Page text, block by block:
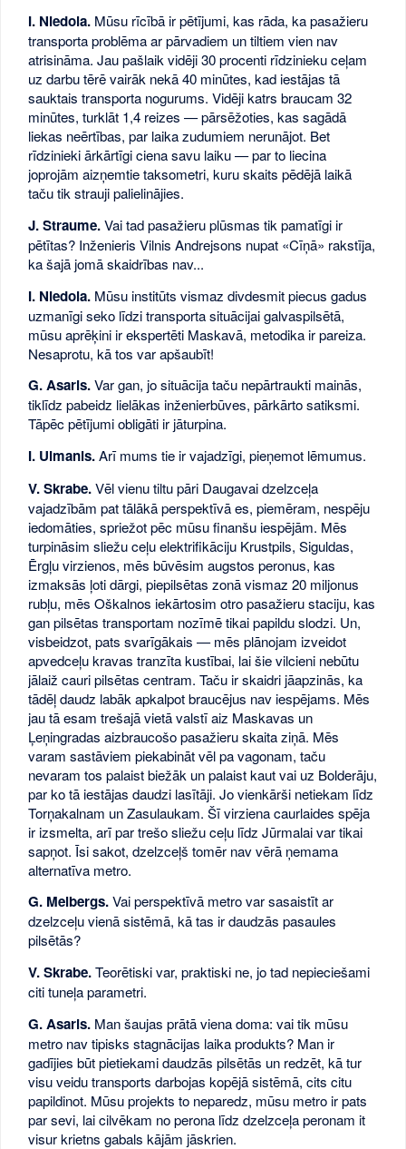
I. Niedola. Mūsu rīcībā ir pētījumi, kas rāda, ka pasažieru
transporta problēma ar pārvadiem un tiltiem vien nav
atrisināma. Jau pašlaik vidēji 30 procenti rīdzinieku ceļam
uz darbu tērē vairāk nekā 40 minūtes, kad iestājas tā
sauktais transporta nogurums. Vidēji katrs braucam 32
minūtes, turklāt 1,4 reizes — pārsēžoties, kas sagādā
liekas neērtības, par laika zudumiem nerunājot. Bet
rīdzinieki ārkārtīgi ciena savu laiku — par to liecina
joprojām aizņemtie taksometri, kuru skaits pēdējā laikā
taču tik strauji palielinājies.
J. Straume.Vai tad pasažieru plūsmas tik pamatīgi ir
pētītas? Inženieris Vilnis Andrejsons nupat «Cīņā» rakstīja,
ka šajā jomā skaidrības nav...
I. Niedola. Mūsu institūts vismaz divdesmit piecus gadus
uzmanīgi seko līdzi transporta situācijai galvaspilsētā,
mūsu aprēķini ir ekspertēti Maskavā, metodika ir pareiza.
Nesaprotu, kā tos var apšaubīt!
G. Asaris.Var gan, jo situācija taču nepārtraukti mainās,
tiklīdz pabeidz lielākas inženierbūves, pārkārto satiksmi.
Tāpēc pētījumi obligāti ir jāturpina.
I. Ulmanis.Arī mums tie ir vajadzīgi, pieņemot lēmumus.
V. Skrabe.Vēl vienu tiltu pāri Daugavai dzelzceļa
vajadzībām pat tālākā perspektīvā es, piemēram, nespēju
iedomāties, spriežot pēc mūsu finanšu iespējām. Mēs
turpināsim sliežu ceļu elektrifikāciju Krustpils, Siguldas,
Ērgļu virzienos, mēs būvēsim augstos peronus, kas
izmaksās ļoti dārgi, piepilsētas zonā vismaz 20 miljonus
rubļu, mēs Oškalnos iekārtosim otro pasažieru staciju, kas
gan pilsētas transportam nozīmē tikai papildu slodzi. Un,
visbeidzot, pats svarīgākais — mēs plānojam izveidot
apvedceļu kravas tranzīta kustībai, lai šie vilcieni nebūtu
jālaiž cauri pilsētas centram. Taču ir skaidri jāapzinās, ka
tādēļ daudz labāk apkalpot braucējus nav iespējams. Mēs
jau tā esam trešajā vietā valstī aiz Maskavas un
Ļeņingradas aizbraucošo pasažieru skaita ziņā. Mēs
varam sastāviem piekabināt vēl pa vagonam, taču
nevaram tos palaist biežāk un palaist kaut vai uz Bolderāju,
par ko tā iestājas daudzi lasītāji. Jo vienkārši netiekam līdz
Torņakalnam un Zasulaukam. Šī virziena caurlaides spēja
ir izsmelta, arī par trešo sliežu ceļu līdz Jūrmalai var tikai
sapņot. Īsi sakot, dzelzceļš tomēr nav vērā ņemama
alternatīva metro.
G. Melbergs.Vai perspektīvā metro var sasaistīt ar
dzelzceļu vienā sistēmā, kā tas ir daudzās pasaules
pilsētās?
V. Skrabe.Teorētiski var, praktiski ne, jo tad nepieciešami
citi tuneļa parametri.
G. Asaris. Man šaujas prātā viena doma: vai tik mūsu
metro nav tipisks stagnācijas laika produkts? Man ir
gadījies būt pietiekami daudzās pilsētās un redzēt, kā tur
visu veidu transports darbojas kopējā sistēmā, cits citu
papildinot. Mūsu projekts to neparedz, mūsu metro ir pats
par sevi, lai cilvēkam no perona līdz dzelzceļa peronam it
visur krietns gabals kājām jāskrien.